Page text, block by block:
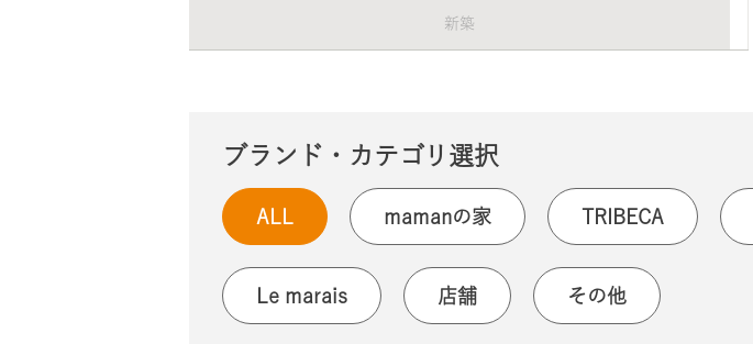
新築
ブランド・カテゴリ選択
ALL mamanの家 TRIBECA
Le marais 店舗 その他